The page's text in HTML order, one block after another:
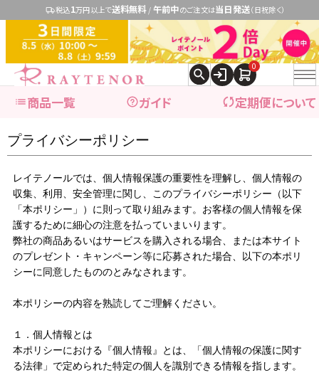
税込1万円以上で送料無料/ 午前中のご注文は当日発送（日祝除く）
0
商品一覧 ガイド 定期便について
ブランドで探すexpand_more
商品カテゴリ別で探すexpand_more
ブランドで探す
スキンケアシリーズ →
プライバシーポリシー
レイテノールでは、個人情報保護の重要性を理解し、個人情報の
収集、利用、安全管理に関し、このプライバシーポリシー（以下
「本ポリシー」）に則って取り組みます。お客様の個人情報を保
護するために細心の注意を払っていまいります。
弊社の商品あるいはサービスを購入される場合、または本サイト
のプレゼント・キャンペーン等に応募された場合、以下の本ポリ
シーに同意したもののとみなされます。
本ポリシーの内容を熟読してご理解ください。
１．個人情報とは
本ポリシーにおける『個人情報』とは、「個人情報の保護に関す
る法律」で定められた特定の個人を識別できる情報を指します。